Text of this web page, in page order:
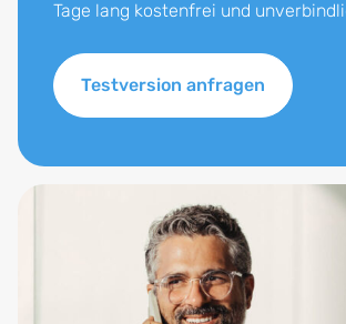
Tage lang kostenfrei und
Testversion anfragen